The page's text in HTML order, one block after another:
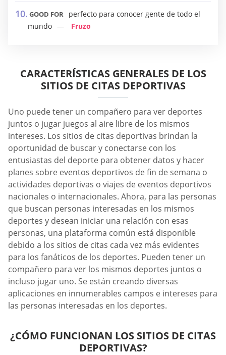
GOOD FOR
perfecto para conocer gente de todo el
mundo
Fruzo
CARACTERÍSTICAS GENERALES DE LOS
SITIOS DE CITAS DEPORTIVAS
Uno puede tener un compañero para ver deportes
juntos o jugar juegos al aire libre de los mismos
intereses. Los sitios de citas deportivas brindan la
oportunidad de buscar y conectarse con los
entusiastas del deporte para obtener datos y hacer
planes sobre eventos deportivos de fin de semana o
actividades deportivas o viajes de eventos deportivos
nacionales o internacionales. Ahora, para las personas
que buscan personas interesadas en los mismos
deportes y desean iniciar una relación con esas
personas, una plataforma común está disponible
debido a los sitios de citas cada vez más evidentes
para los fanáticos de los deportes. Pueden tener un
compañero para ver los mismos deportes juntos o
incluso jugar uno. Se están creando diversas
aplicaciones en innumerables campos e intereses para
las personas interesadas en los deportes.
¿CÓMO FUNCIONAN LOS SITIOS DE CITAS
DEPORTIVAS?